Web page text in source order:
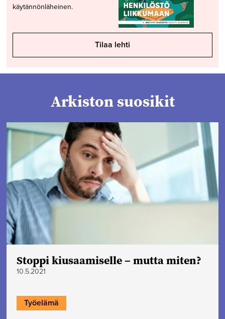
käytännönläheinen.
Tilaa lehti
Arkiston suosikit
Stoppi kiusaamiselle – mutta miten?
10.5.2021
Työelämä